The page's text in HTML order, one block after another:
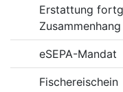
Erstattung
eSEPA-Mandat
Fischereischein